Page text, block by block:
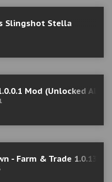
Slingshot Stella
Mod (Unlocked All
- Farm & Trade 1.0.13